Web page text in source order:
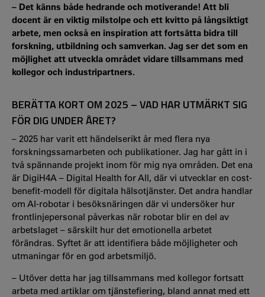
– Det känns både hedrande och motiverande! Att bli
docent är en viktig milstolpe och ett kvitto på långsiktigt
arbete, men också en inspiration att fortsätta bidra till
forskning, utbildning och samverkan. Jag ser det som en
möjlighet att utveckla området vidare tillsammans med
kollegor och industripartners.
BERÄTTA KORT OM 2025 – VAD HAR UTMÄRKT SIG
FÖR DIG UNDER ÅRET?
– 2025 har varit ett händelserikt år med flera nya
forskningssamarbeten och publikationer. Jag har gått in i
två spännande projekt inom för mig nya områden. Det ena
är DigiH4A – Digital Health for All, där vi utvecklar en cost-
benefit-modell för digitala hälsotjänster. Det andra handlar
om AI-robotar i besöksnäringen där vi undersöker hur
frontlinjepersonal påverkas när robotar blir en del av
arbetslaget – särskilt hur det emotionella arbetet
förändras. Syftet är att identifiera både möjligheter och
utmaningar för en god arbetsmiljö.
– Utöver detta har jag tillsammans med kollegor fortsatt
arbeta med artiklar om tjänstefiering, bland annat med ett